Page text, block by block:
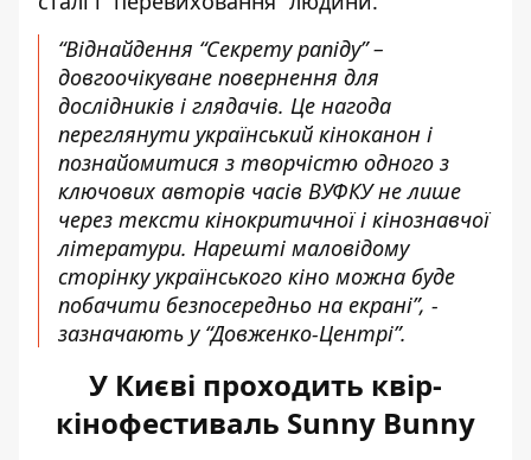
“Віднайдення “Секрету рапіду” –
довгоочікуване повернення для
дослідників і глядачів. Це нагода
переглянути український кіноканон і
познайомитися з творчістю одного з
ключових авторів часів ВУФКУ не лише
через тексти кінокритичної і кінознавчої
літератури. Нарешті маловідому
сторінку українського кіно можна буде
побачити безпосередньо на екрані”, -
зазначають у “Довженко-Центрі”.
У Києві проходить квір-
кінофестиваль Sunny Bunny